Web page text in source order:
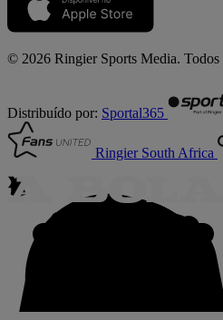
© 2026 Ringier Sports Media. Todos
Distribuído por: Sportal365
Ringier South Africa